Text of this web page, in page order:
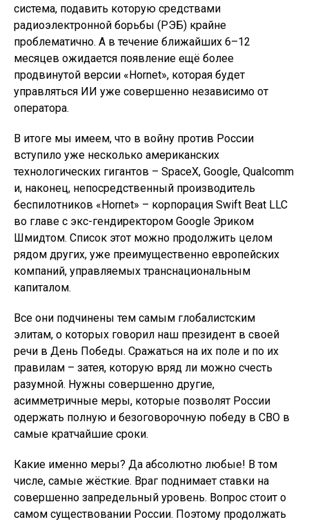
система, подавить которую средствами
радиоэлектронной борьбы (РЭБ) крайне
проблематично. А в течение ближайших 6–12
месяцев ожидается появление ещё более
продвинутой версии «Hornet», которая будет
управляться ИИ уже совершенно независимо от
оператора.
В итоге мы имеем, что в войну против России
вступило уже несколько американских
технологических гигантов – SpaceX, Google, Qualcomm
и, наконец, непосредственный производитель
беспилотников «Hornet» – корпорация Swift Beat LLC
во главе с экс-гендиректором Google Эриком
Шмидтом. Список этот можно продолжить целом
рядом других, уже преимущественно европейских
компаний, управляемых транснациональным
капиталом.
Все они подчинены тем самым глобалистским
элитам, о которых говорил наш президент в своей
речи в День Победы. Сражаться на их поле и по их
правилам – затея, которую вряд ли можно счесть
разумной. Нужны совершенно другие,
асимметричные меры, которые позволят России
одержать полную и безоговорочную победу в СВО в
самые кратчайшие сроки.
Какие именно меры? Да абсолютно любые! В том
числе, самые жёсткие. Враг поднимает ставки на
совершенно запредельный уровень. Вопрос стоит о
самом существовании России. Поэтому продолжать